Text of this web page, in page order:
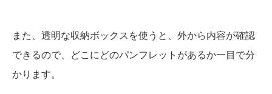
また、透明な収納ボックスを使うと、外から内容が確認
できるので、どこにどのパンフレットがあるか一目で分
かります。